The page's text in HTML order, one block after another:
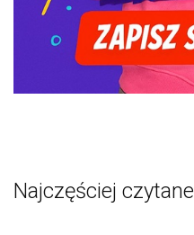
Najczęściej czytane